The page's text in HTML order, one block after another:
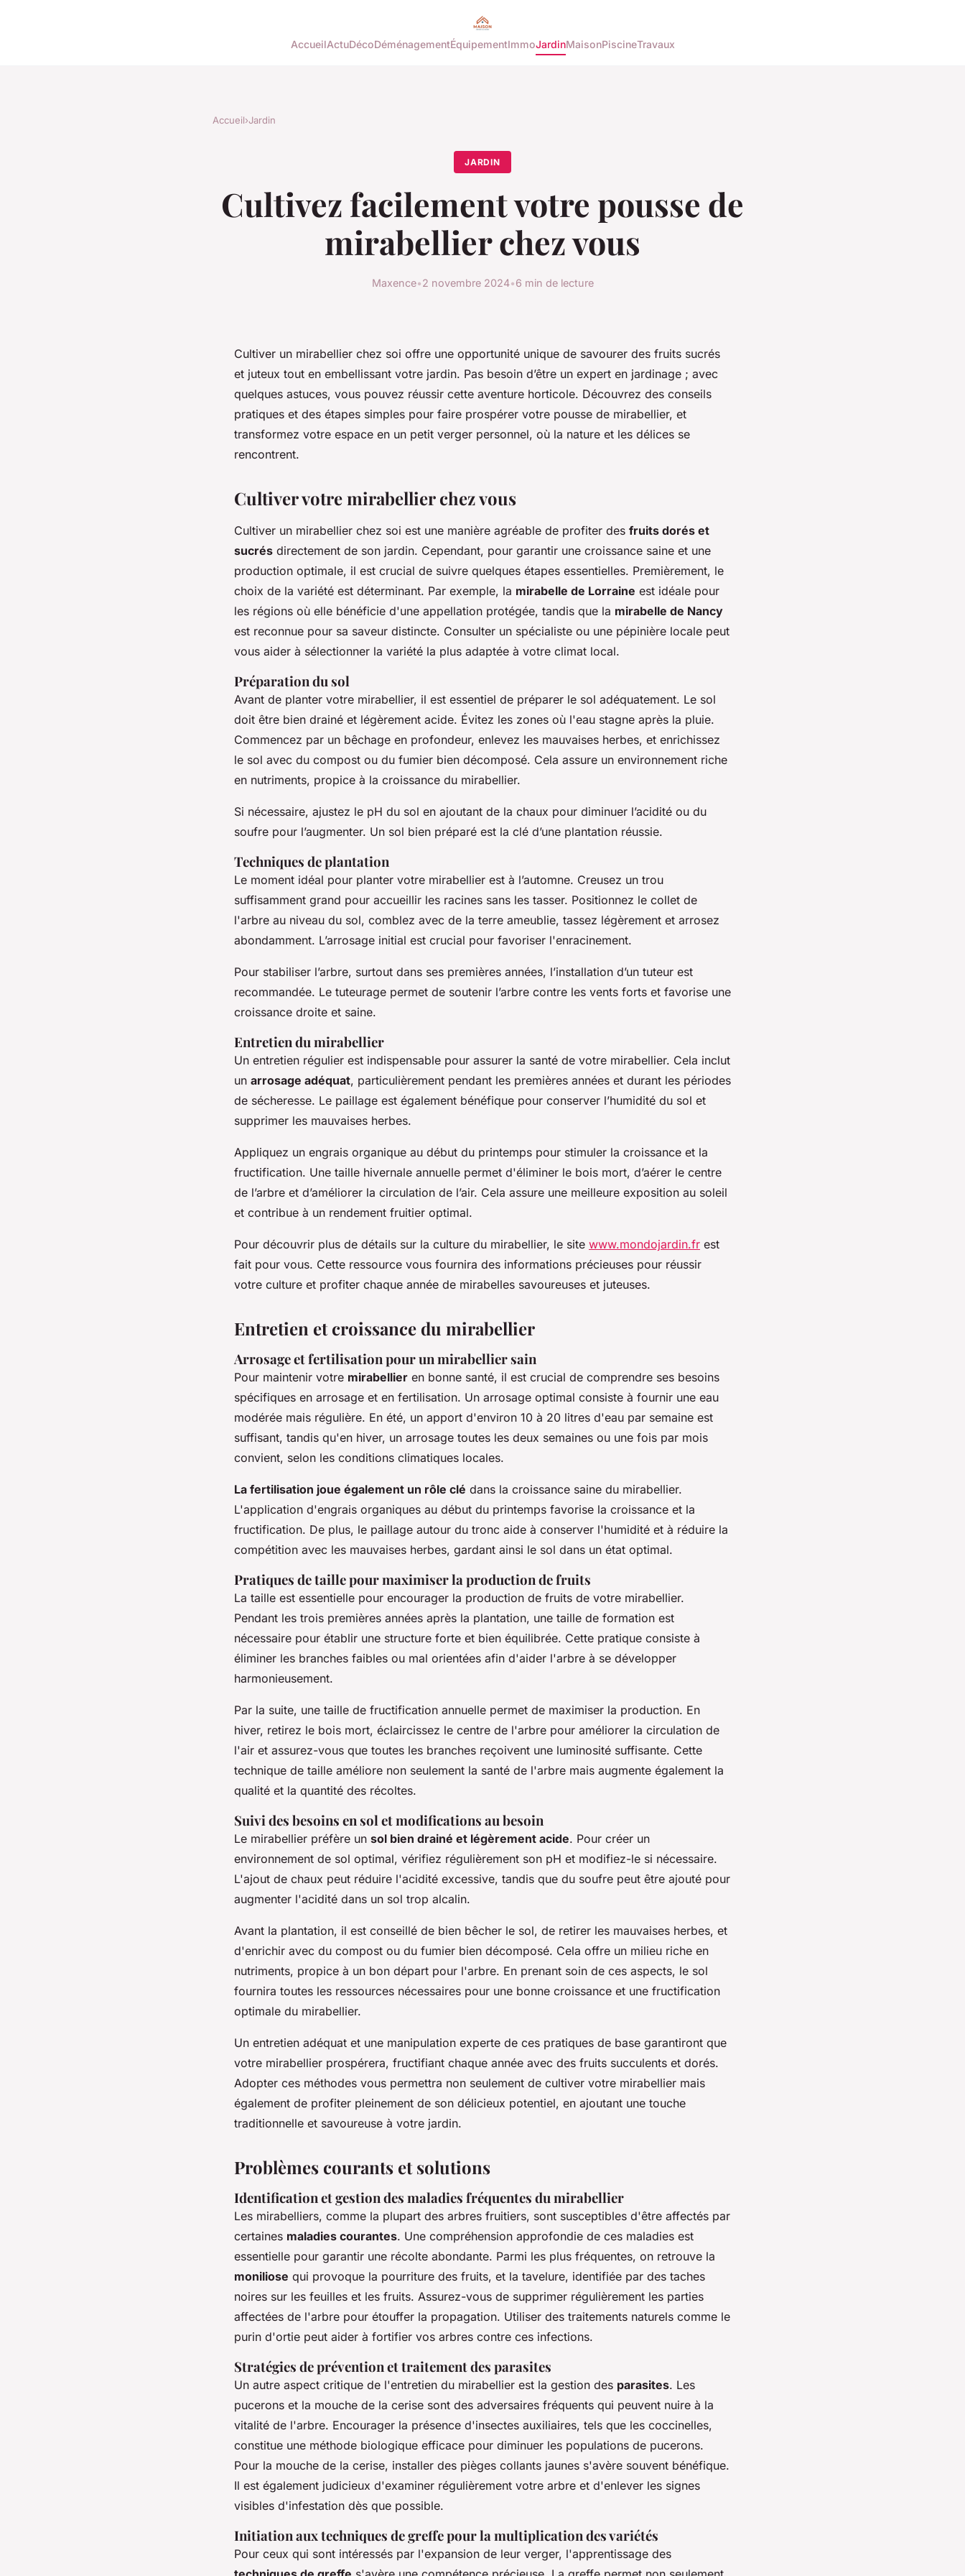
AccueilActuDécoDéménagementÉquipementImmoJardinMaisonPiscineTravaux
Accueil›Jardin
JARDIN
Cultivez facilement votre pousse de
mirabellier chez vous
Maxence•2 novembre 2024•6 min de lecture
Cultiver un mirabellier chez soi offre une opportunité unique de savourer des fruits sucrés
et juteux tout en embellissant votre jardin. Pas besoin d’être un expert en jardinage ; avec
quelques astuces, vous pouvez réussir cette aventure horticole. Découvrez des conseils
pratiques et des étapes simples pour faire prospérer votre pousse de mirabellier, et
transformez votre espace en un petit verger personnel, où la nature et les délices se
rencontrent.
Cultiver votre mirabellier chez vous
Cultiver un mirabellier chez soi est une manière agréable de profiter des fruits dorés et
sucrés directement de son jardin. Cependant, pour garantir une croissance saine et une
production optimale, il est crucial de suivre quelques étapes essentielles. Premièrement, le
choix de la variété est déterminant. Par exemple, la mirabelle de Lorraine est idéale pour
les régions où elle bénéficie d'une appellation protégée, tandis que la mirabelle de Nancy
est reconnue pour sa saveur distincte. Consulter un spécialiste ou une pépinière locale peut
vous aider à sélectionner la variété la plus adaptée à votre climat local.
Préparation du sol
Avant de planter votre mirabellier, il est essentiel de préparer le sol adéquatement. Le sol
doit être bien drainé et légèrement acide. Évitez les zones où l'eau stagne après la pluie.
Commencez par un bêchage en profondeur, enlevez les mauvaises herbes, et enrichissez
le sol avec du compost ou du fumier bien décomposé. Cela assure un environnement riche
en nutriments, propice à la croissance du mirabellier.
Si nécessaire, ajustez le pH du sol en ajoutant de la chaux pour diminuer l’acidité ou du
soufre pour l’augmenter. Un sol bien préparé est la clé d’une plantation réussie.
Techniques de plantation
Le moment idéal pour planter votre mirabellier est à l’automne. Creusez un trou
suffisamment grand pour accueillir les racines sans les tasser. Positionnez le collet de
l'arbre au niveau du sol, comblez avec de la terre ameublie, tassez légèrement et arrosez
abondamment. L’arrosage initial est crucial pour favoriser l'enracinement.
Pour stabiliser l’arbre, surtout dans ses premières années, l’installation d’un tuteur est
recommandée. Le tuteurage permet de soutenir l’arbre contre les vents forts et favorise une
croissance droite et saine.
Entretien du mirabellier
Un entretien régulier est indispensable pour assurer la santé de votre mirabellier. Cela inclut
un arrosage adéquat, particulièrement pendant les premières années et durant les périodes
de sécheresse. Le paillage est également bénéfique pour conserver l’humidité du sol et
supprimer les mauvaises herbes.
Appliquez un engrais organique au début du printemps pour stimuler la croissance et la
fructification. Une taille hivernale annuelle permet d'éliminer le bois mort, d’aérer le centre
de l’arbre et d’améliorer la circulation de l’air. Cela assure une meilleure exposition au soleil
et contribue à un rendement fruitier optimal.
Pour découvrir plus de détails sur la culture du mirabellier, le site www.mondojardin.fr est
fait pour vous. Cette ressource vous fournira des informations précieuses pour réussir
votre culture et profiter chaque année de mirabelles savoureuses et juteuses.
Entretien et croissance du mirabellier
Arrosage et fertilisation pour un mirabellier sain
Pour maintenir votre mirabellier en bonne santé, il est crucial de comprendre ses besoins
spécifiques en arrosage et en fertilisation. Un arrosage optimal consiste à fournir une eau
modérée mais régulière. En été, un apport d'environ 10 à 20 litres d'eau par semaine est
suffisant, tandis qu'en hiver, un arrosage toutes les deux semaines ou une fois par mois
convient, selon les conditions climatiques locales.
La fertilisation joue également un rôle clé dans la croissance saine du mirabellier.
L'application d'engrais organiques au début du printemps favorise la croissance et la
fructification. De plus, le paillage autour du tronc aide à conserver l'humidité et à réduire la
compétition avec les mauvaises herbes, gardant ainsi le sol dans un état optimal.
Pratiques de taille pour maximiser la production de fruits
La taille est essentielle pour encourager la production de fruits de votre mirabellier.
Pendant les trois premières années après la plantation, une taille de formation est
nécessaire pour établir une structure forte et bien équilibrée. Cette pratique consiste à
éliminer les branches faibles ou mal orientées afin d'aider l'arbre à se développer
harmonieusement.
Par la suite, une taille de fructification annuelle permet de maximiser la production. En
hiver, retirez le bois mort, éclaircissez le centre de l'arbre pour améliorer la circulation de
l'air et assurez-vous que toutes les branches reçoivent une luminosité suffisante. Cette
technique de taille améliore non seulement la santé de l'arbre mais augmente également la
qualité et la quantité des récoltes.
Suivi des besoins en sol et modifications au besoin
Le mirabellier préfère un sol bien drainé et légèrement acide. Pour créer un
environnement de sol optimal, vérifiez régulièrement son pH et modifiez-le si nécessaire.
L'ajout de chaux peut réduire l'acidité excessive, tandis que du soufre peut être ajouté pour
augmenter l'acidité dans un sol trop alcalin.
Avant la plantation, il est conseillé de bien bêcher le sol, de retirer les mauvaises herbes, et
d'enrichir avec du compost ou du fumier bien décomposé. Cela offre un milieu riche en
nutriments, propice à un bon départ pour l'arbre. En prenant soin de ces aspects, le sol
fournira toutes les ressources nécessaires pour une bonne croissance et une fructification
optimale du mirabellier.
Un entretien adéquat et une manipulation experte de ces pratiques de base garantiront que
votre mirabellier prospérera, fructifiant chaque année avec des fruits succulents et dorés.
Adopter ces méthodes vous permettra non seulement de cultiver votre mirabellier mais
également de profiter pleinement de son délicieux potentiel, en ajoutant une touche
traditionnelle et savoureuse à votre jardin.
Problèmes courants et solutions
Identification et gestion des maladies fréquentes du mirabellier
Les mirabelliers, comme la plupart des arbres fruitiers, sont susceptibles d'être affectés par
certaines maladies courantes. Une compréhension approfondie de ces maladies est
essentielle pour garantir une récolte abondante. Parmi les plus fréquentes, on retrouve la
moniliose qui provoque la pourriture des fruits, et la tavelure, identifiée par des taches
noires sur les feuilles et les fruits. Assurez-vous de supprimer régulièrement les parties
affectées de l'arbre pour étouffer la propagation. Utiliser des traitements naturels comme le
purin d'ortie peut aider à fortifier vos arbres contre ces infections.
Stratégies de prévention et traitement des parasites
Un autre aspect critique de l'entretien du mirabellier est la gestion des parasites. Les
pucerons et la mouche de la cerise sont des adversaires fréquents qui peuvent nuire à la
vitalité de l'arbre. Encourager la présence d'insectes auxiliaires, tels que les coccinelles,
constitue une méthode biologique efficace pour diminuer les populations de pucerons.
Pour la mouche de la cerise, installer des pièges collants jaunes s'avère souvent bénéfique.
Il est également judicieux d'examiner régulièrement votre arbre et d'enlever les signes
visibles d'infestation dès que possible.
Initiation aux techniques de greffe pour la multiplication des variétés
Pour ceux qui sont intéressés par l'expansion de leur verger, l'apprentissage des